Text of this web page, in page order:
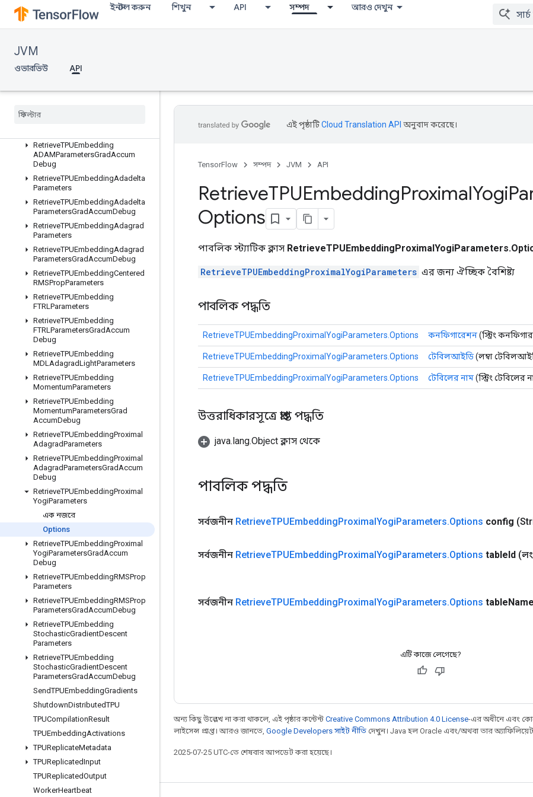
ইনস্টল করুন শিখুন API সম্পদ আরও দেখুন
JVM
ওভারভিউ API
PartitionedInput
PartitionedOutput
PrelinearizeTuple
RecvTPUEmbeddingActivations
ReplicatedInput
RetrieveTPUEmbedding
ADAMParametersGradAccum
Debug
RetrieveTPUEmbeddingAdadelta
Parameters
RetrieveTPUEmbeddingAdadelta
ParametersGradAccumDebug
RetrieveTPUEmbeddingAdagrad
Parameters
RetrieveTPUEmbeddingAdagrad
ParametersGradAccumDebug
RetrieveTPUEmbeddingCentered
RMSPropParameters
RetrieveTPUEmbedding
FTRLParameters
RetrieveTPUEmbedding
FTRLParametersGradAccum
Debug
RetrieveTPUEmbedding
MDLAdagradLightParameters
RetrieveTPUEmbedding
MomentumParameters
RetrieveTPUEmbedding
MomentumParametersGrad
AccumDebug
RetrieveTPUEmbeddingProximal
AdagradParameters
RetrieveTPUEmbeddingProximal
AdagradParametersGradAccum
Debug
RetrieveTPUEmbeddingProximal
YogiParameters
এক নজরে
Options
RetrieveTPUEmbeddingProximal
YogiParametersGradAccum
Debug
RetrieveTPUEmbeddingRMSProp
Parameters
RetrieveTPUEmbeddingRMSProp
ParametersGradAccumDebug
RetrieveTPUEmbedding
StochasticGradientDescent
Parameters
RetrieveTPUEmbedding
StochasticGradientDescent
ParametersGradAccumDebug
SendTPUEmbeddingGradients
ShutdownDistributedTPU
TPUCompilationResult
TPUEmbeddingActivations
TPUReplicateMetadata
TPUReplicatedInput
TPUReplicatedOutput
WorkerHeartbeat
এই পৃষ্ঠাটিCloud Translation API অনুবাদ করেছে।
TensorFlow সম্পদ JVM API
RetrieveTPUEmbeddingProximalYogi
Options
পাবলিক স্ট্যাটিক ক্লাস
RetrieveTPUEmbeddingProximalYogiParameters এর জন্য ঐচ্ছিক বৈশিষ্ট্য
পাবলিক পদ্ধতি
RetrieveTPUEmbeddingProximalYogiParameters.Options কনফিগারেশন(স্ট্রিং
RetrieveTPUEmbeddingProximalYogiParameters.Options টেবিলআইডি(লম্বা
RetrieveTPUEmbeddingProximalYogiParameters.Options টেবিলের নাম(স্ট্রিং টেবিলের
উত্তরাধিকারসূত্রে প্রাপ্ত পদ্ধতি
java.lang.Object ক্লাস থেকে
পাবলিক পদ্ধতি
সর্বজনীন RetrieveTPUEmbeddingProximalYogiParameters.Options config
সর্বজনীন RetrieveTPUEmbeddingProximalYogiParameters.Options tableId
সর্বজনীন RetrieveTPUEmbeddingProximalYogiParameters.Options tableName
এটি কাজে লেগেছে?
অন্য কিছু উল্লেখ না করা থাকলে, এই পৃষ্ঠার কন্টেন্ট Creative Commons Attribution 4.0 License-এর অধীনে এবং
লাইসেন্স প্রাপ্ত। আরও জানতে, Google Developers সাইট নীতি দেখুন। Java হল Oracle এবং/অথবা তার অ্যাফিলিয়েট
2025-07-25 UTC-তে শেষবার আপডেট করা হয়েছে।